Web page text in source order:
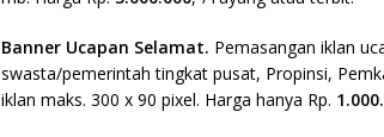
Banner Ucapan Selamat. Pemasangan iklan
swasta/pemerintah tingkat pusat, Propinsi,
iklan maks. 300 x 90 pixel. Harga hanya Rp.